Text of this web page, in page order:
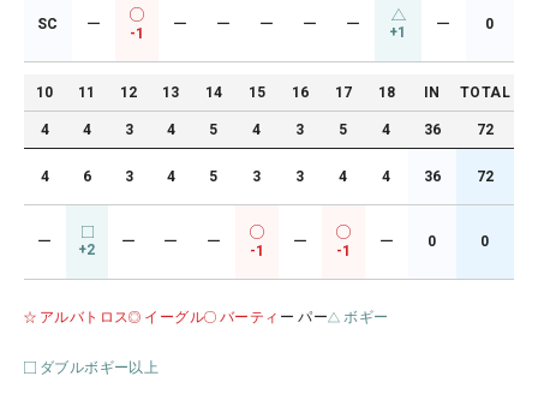
SC ー
-1
ー ー ー ー ー +1 ー 0
10 11 12 13 14 15 16 17 18 IN TOTAL
4 4 3 4 5 4 3 5 4 36 72
4 6 3 4 5 3 3 4 4 36 72
ー +2 ー ー ー
-1
ー
-1
ー 0 0
アルバトロス イーグル バーティ ー パー ボギー
ダブルボギー以上